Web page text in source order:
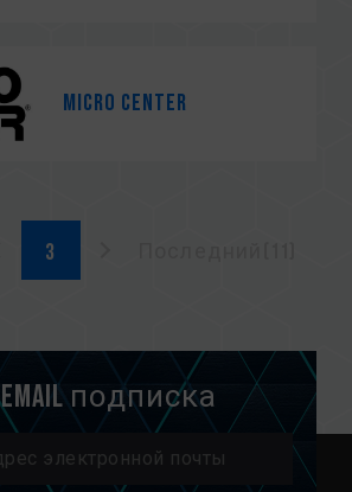
Micro Center
Email подписка